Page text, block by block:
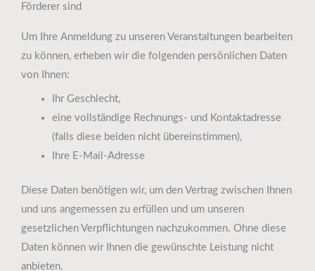
Förderer sind
Um Ihre Anmeldung zu unseren Veranstaltungen bearbeiten
zu können, erheben wir die folgenden persönlichen Daten
von Ihnen:
Ihr Geschlecht,
eine vollständige Rechnungs- und Kontaktadresse
(falls diese beiden nicht übereinstimmen),
Ihre E-Mail-Adresse
Diese Daten benötigen wir, um den Vertrag zwischen Ihnen
und uns angemessen zu erfüllen und um unseren
gesetzlichen Verpflichtungen nachzukommen. Ohne diese
Daten können wir Ihnen die gewünschte Leistung nicht
anbieten.